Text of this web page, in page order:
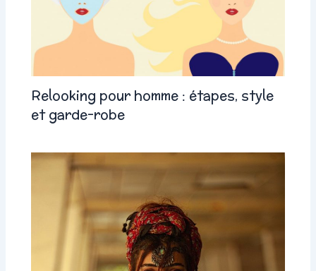
Relooking pour homme : étapes, style
et garde-robe